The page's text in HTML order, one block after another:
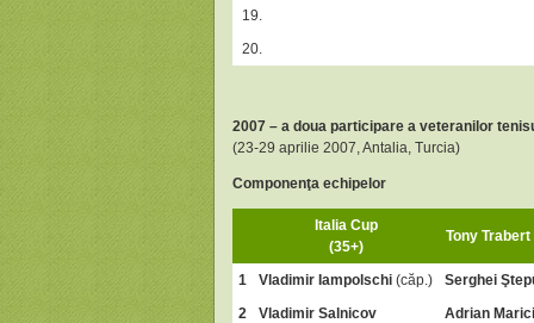
19.
20.
2007 – a doua participare a veteranilor
(23-29 aprilie 2007, Antalia, Turcia)
Componenţa echipelor
Italia Cup
(35+)
Tony Trabert
1 Vladimir Iampolschi (căp.)
Serghei
2
Vladimir Salnicov
Adrian